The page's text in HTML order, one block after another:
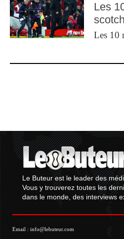
Les
Les 10
Le Buteur est le leader des
Vous y trouverez toutes les
dans le monde, des interviews
Email : info@lebuteur.com